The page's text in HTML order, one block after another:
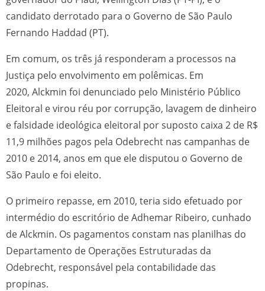
candidato derrotado para o Governo de São Paulo
Fernando Haddad (PT).
Em comum, os três já responderam a processos na
Justiça pelo envolvimento em polêmicas. Em
2020, Alckmin foi denunciado pelo Ministério Público
Eleitoral e virou réu por corrupção, lavagem de dinheiro
e falsidade ideológica eleitoral por suposto caixa 2 de R$
11,9 milhões pagos pela Odebrecht nas campanhas de
2010 e 2014, anos em que ele disputou o Governo de
São Paulo e foi eleito.
O primeiro repasse, em 2010, teria sido efetuado por
intermédio do escritório de Adhemar Ribeiro, cunhado
de Alckmin. Os pagamentos constam nas planilhas do
Departamento de Operações Estruturadas da
Odebrecht, responsável pela contabilidade das
propinas.